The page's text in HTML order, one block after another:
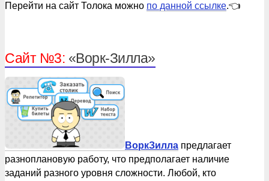
Перейти на сайт Толока можно по данной ссылке.👈
Сайт №3: «Ворк-Зилла»
ВоркЗилла предлагает
разноплановую работу, что предполагает наличие
заданий разного уровня сложности. Любой, кто